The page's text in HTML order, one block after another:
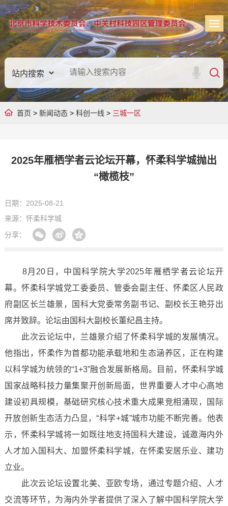
首页 > 新闻动态> 科创一线 > 三城一区
2025年雁栖学者云论坛开幕，怀柔科学城抛出
“橄榄枝”
日期：2025-08-21
来源：怀柔科学城
分享：
8月20日，中国科学院大学2025年雁栖学者云论坛开
幕。怀柔科学城党工委委员、管委会副主任、怀柔区人民政
府副区长兰雄景，国科大党委常务副书记、副校长王艳芬出
席并致辞。论坛由国科大副校长董纪昌主持。
此次云论坛中，兰雄景介绍了怀柔科学城的发展情况。
他指出，怀柔作为首都功能承载地和生态涵养区，正在构建
以科学城为统领的“1+3”融合发展新格局。目前，怀柔科学城
国家战略科技力量集聚开创新局面，世界重要人才中心高地
建设初具规模，基础研究核心技术重大成果竞相涌现，国际
开放创新生态活力凸显，“科学+城”城市功能不断完善。他表
示，怀柔科学城将一如既往地支持国科大建设，诚邀海内外
人才加入国科大、加盟怀柔科学城，在怀柔安居乐业、建功
立业。
此次云论坛设置北美、亚欧专场，通过专题介绍、人才
交流等环节，为海内外学者提供了深入了解中国科学院大学